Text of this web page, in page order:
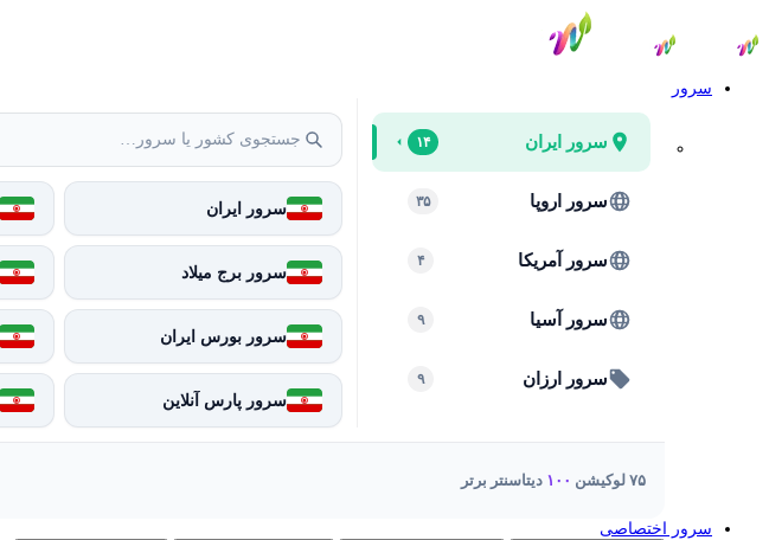
سرور
سرور ایران ۱۴
سرور اروپا ۳۵
سرور آمریکا ۴
سرور آسیا ۹
سرور ارزان ۹
سرور ایران
سرور برج میلاد
سرور بورس ایران
سرور پارس آنلاین
۷۵ لوکیشن ۱۰۰ دیتاسنتر برتر
سرور اختصاصی